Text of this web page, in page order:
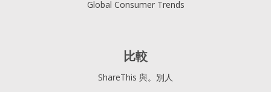
Global Consumer Trends
比較
ShareThis 與。別人